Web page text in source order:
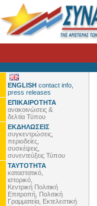
ENGLISH contact info,
press releases
ΕΠΙΚΑΙΡΟΤΗΤΑ
ανακοινώσεις &
δελτία Τύπου
ΕΚΔΗΛΩΣΕΙΣ
συγκεντρώσεις,
περιοδείες,
συσκέψεις,
συνεντεύξεις Τύπου
ΤΑΥΤΟΤΗΤΑ
καταστατικό,
ιστορικό,
Κεντρική Πολιτική
Επιτροπή, Πολιτική
Γραμματεία, Εκτελεστική